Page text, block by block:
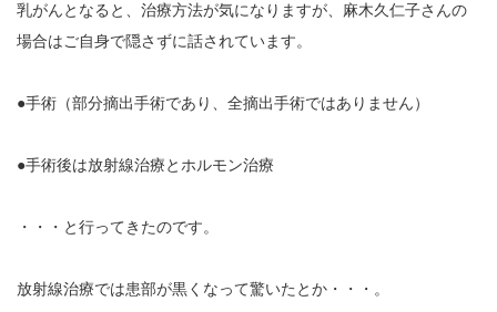
乳がんとなると、治療方法が気になりますが、麻木久仁子さんの
場合はご自身で隠さずに話されています。
●手術（部分摘出手術であり、全摘出手術ではありません）
●手術後は放射線治療とホルモン治療
・・・と行ってきたのです。
放射線治療では患部が黒くなって驚いたとか・・・。